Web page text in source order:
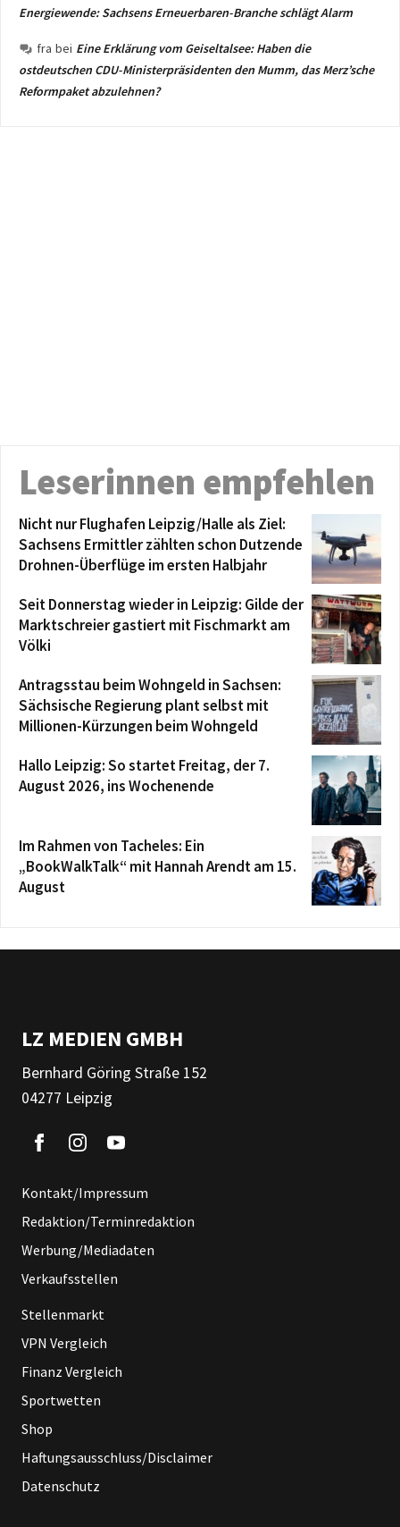
Energiewende: Sachsens Erneuerbaren-Branche schlägt Alarm
fra bei Eine Erklärung vom Geiseltalsee: Haben die
ostdeutschen CDU-Ministerpräsidenten den Mumm, das Merz’sche
Reformpaket abzulehnen?
Leserinnen empfehlen
Nicht nur Flughafen Leipzig/Halle als Ziel:
Sachsens Ermittler zählten schon Dutzende
Drohnen-Überflüge im ersten Halbjahr
Seit Donnerstag wieder in Leipzig: Gilde der
Marktschreier gastiert mit Fischmarkt am
Völki
Antragsstau beim Wohngeld in Sachsen:
Sächsische Regierung plant selbst mit
Millionen-Kürzungen beim Wohngeld
Hallo Leipzig: So startet Freitag, der 7.
August 2026, ins Wochenende
Im Rahmen von Tacheles: Ein
„BookWalkTalk“ mit Hannah Arendt am 15.
August
LZ MEDIEN GMBH
Bernhard Göring Straße 152
04277 Leipzig
Kontakt/Impressum
Redaktion/Terminredaktion
Werbung/Mediadaten
Verkaufsstellen
Stellenmarkt
VPN Vergleich
Finanz Vergleich
Sportwetten
Shop
Haftungsausschluss/Disclaimer
Datenschutz